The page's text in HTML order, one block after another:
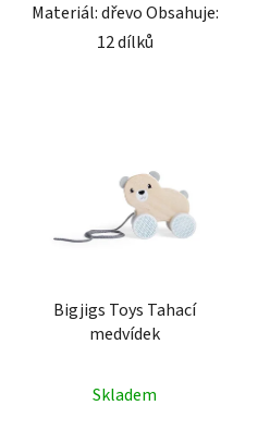
Materiál: dřevo Obsahuje:
12 dílků
Bigjigs Toys Tahací
medvídek
Skladem